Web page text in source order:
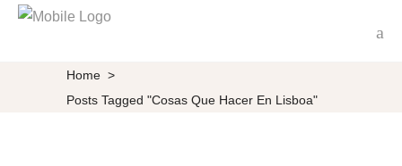
Home >
Posts Tagged "cosas Que Hacer En Lisboa"